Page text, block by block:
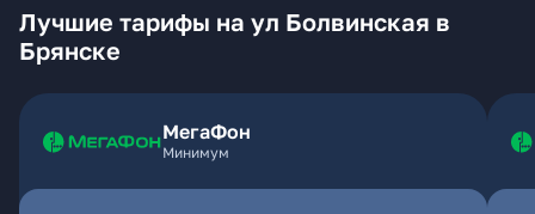
Лучшие тарифы на ул Болвинская в
Брянске
МегаФон
Минимум